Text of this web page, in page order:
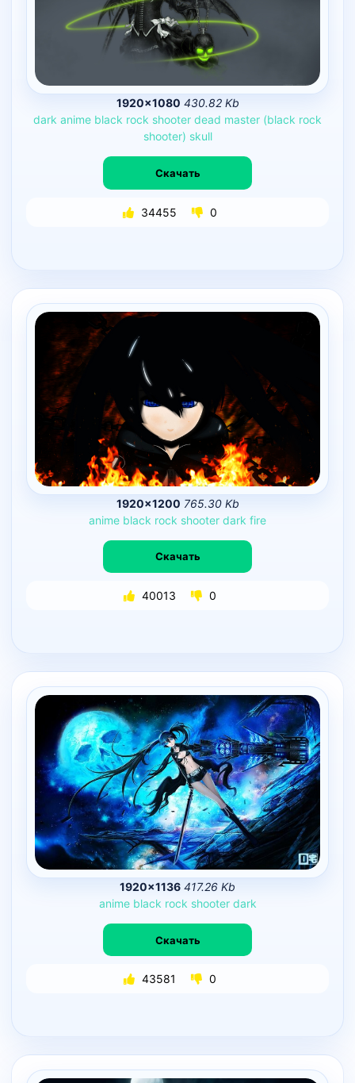
1920×1080 430.82 Kb
dark anime black rock shooter dead master (black rock
shooter) skull
Скачать
34455 0
1920×1200 765.30 Kb
anime black rock shooter dark fire
Скачать
40013 0
1920×1136 417.26 Kb
anime black rock shooter dark
Скачать
43581 0